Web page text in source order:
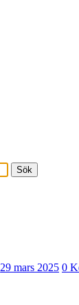
29 mars 2025 0